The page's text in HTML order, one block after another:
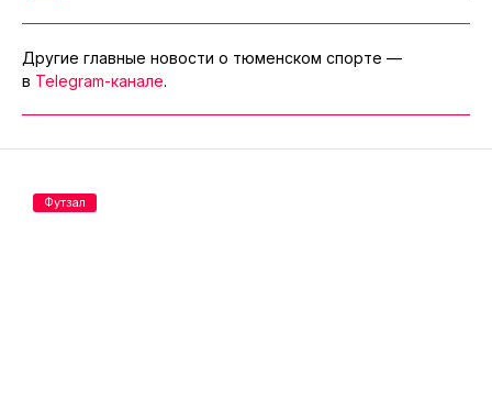
Другие главные новости о тюменском спорте —
в Telegram-канале.
Футзал